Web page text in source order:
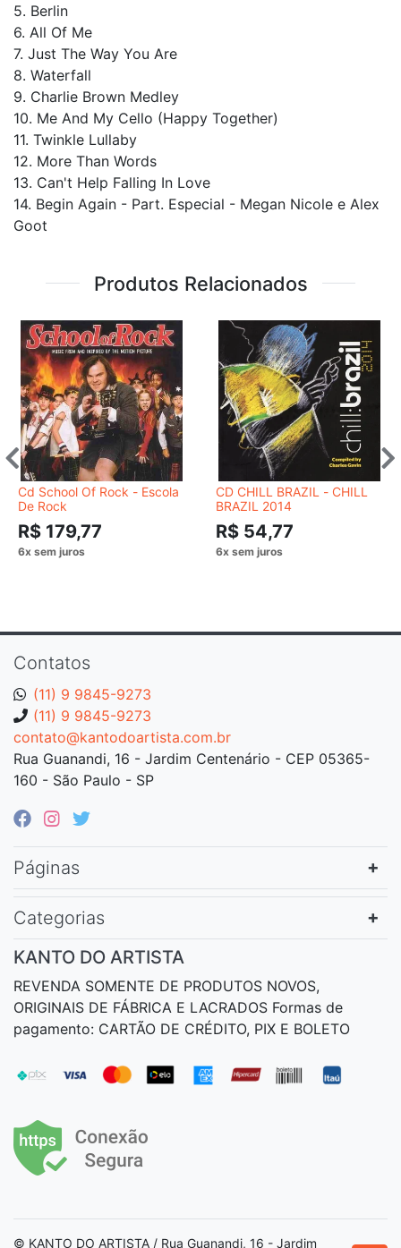
5. Berlin
6. All Of Me
7. Just The Way You Are
8. Waterfall
9. Charlie Brown Medley
10. Me And My Cello (Happy Together)
11. Twinkle Lullaby
12. More Than Words
13. Can't Help Falling In Love
14. Begin Again - Part. Especial - Megan Nicole e Alex
Goot
Produtos Relacionados
Cd School Of Rock - Escola
De Rock
R$ 179,77
CD CHILL BRAZIL - CHILL
BRAZIL 2014
R$ 54,77
Contatos
(11) 9 9845-9273
(11) 9 9845-9273
contato@kantodoartista.com.br
Rua Guanandi, 16 - Jardim Centenário - CEP 05365-
160 - São Paulo - SP
Páginas
Categorias
KANTO DO ARTISTA
REVENDA SOMENTE DE PRODUTOS NOVOS,
ORIGINAIS DE FÁBRICA E LACRADOS Formas de
pagamento: CARTÃO DE CRÉDITO, PIX E BOLETO
© KANTO DO ARTISTA / Rua Guanandi, 16 - Jardim